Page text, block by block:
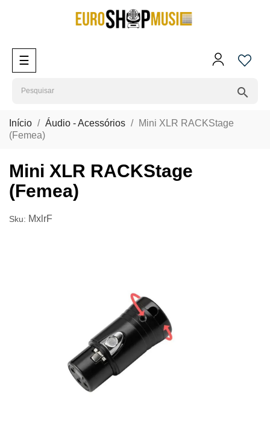
Toggle
navigation
☰
search
Início Áudio - Acessórios
Mini XLR RACKStage
(Femea)
Mini XLR RACKStage
(Femea)
Sku: MxlrF